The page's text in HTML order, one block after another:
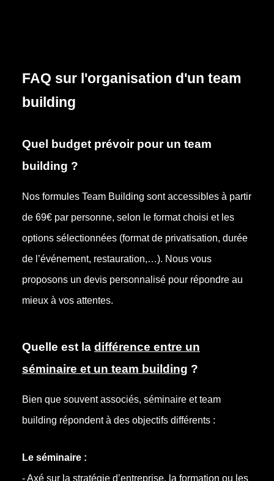
FAQ sur l'organisation d'un team
building
Quel budget prévoir pour un team
building ?
Nos formules Team Building sont accessibles à partir
de 69€ par personne, selon le format choisi et les
options sélectionnées (format de privatisation, durée
de l’événement, restauration,…). Nous vous
proposons un devis personnalisé pour répondre au
mieux à vos attentes.
Quelle est la différence entre un
séminaire et un team building ?
Bien que souvent associés, séminaire et team
building répondent à des objectifs différents :
Le séminaire :
- Axé sur la stratégie d’entreprise, la formation ou les